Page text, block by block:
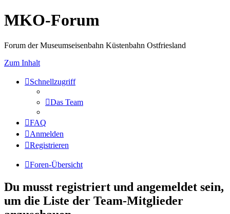
MKO-Forum
Forum der Museumseisenbahn Küstenbahn Ostfriesland
Zum Inhalt
Schnellzugriff
Das Team
FAQ
Anmelden
Registrieren
Foren-Übersicht
Du musst registriert und angemeldet sein,
um die Liste der Team-Mitglieder